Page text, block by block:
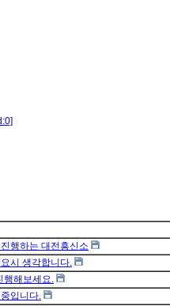
행하는 대전흥신소
시 생각합니다.
행해보세요.
입니다.